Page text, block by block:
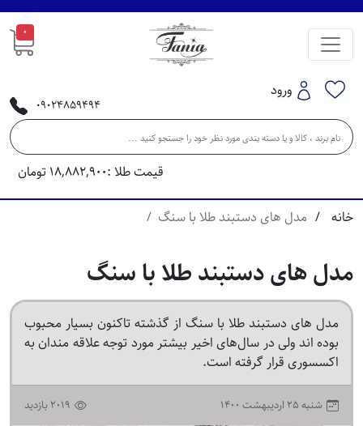
0
ورود
09024859494
قیمت طلا :18,882,900 تومان
خانه مدل های دستبند طلا با سنگ
مدل های دستبند طلا با سنگ
مدل های دستبند طلا با سنگ از گذشته تاکنون بسیار محبوب
بوده اند ولی در سال‌های اخیر بیشتر مورد توجه علاقه مندان به
اکسسوری قرار گرفته است.
۱۴۰۰ شنبه ۲۵ ارديبهشت 2019 بازدید